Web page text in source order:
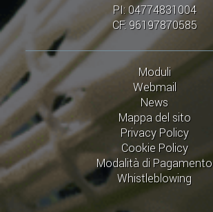
PI: 04774831004
CF: 96197870585
Moduli
Webmail
News
Mappa del sito
Privacy Policy
Cookie Policy
Modalità di Pagamento
Whistleblowing